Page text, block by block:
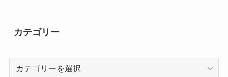
カテゴリー